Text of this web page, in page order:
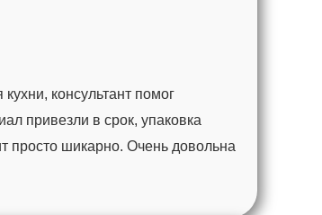
консультант помог
привезли в срок, упаковка
просто шикарно. Очень довольна